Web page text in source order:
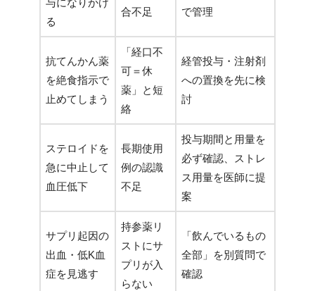
る
合不足 で管理
抗てんかん薬
を絶食指示で
止めてしまう
「経口不
可＝休
薬」と短
絡
経管投与・注射剤
への置換を先に検
討
ステロイドを
急に中止して
血圧低下
長期使用
例の認識
不足
投与期間と用量を
必ず確認、ストレ
ス用量を医師に提
案
サプリ起因の
出血・低K血
症を見逃す
持参薬リ
ストにサ
プリが入
らない
「飲んでいるもの
全部」を別質問で
確認